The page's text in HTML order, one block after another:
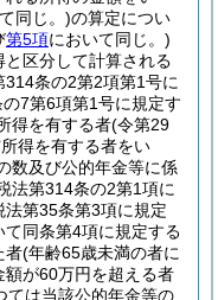
同じ。)の算定につい
第5項において同じ。)
区分して計算される
条の2第2項第1号に
7第6項第1号に規定す
得を有する者(令第29
得を有する者をい
数及び公的年金等に係
法第314条の2第1項に
第35条第3項に規定
同条第4項に規定する
者(年齢65歳未満の者に
が60万円を超える者
ては当該公的年金等の